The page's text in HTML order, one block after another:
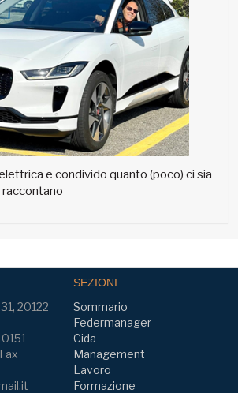
e condivido quanto (poco) ci sia
raccontano
20122
SEZIONI
Sommario
Federmanager
Cida
Management
Lavoro
Formazione